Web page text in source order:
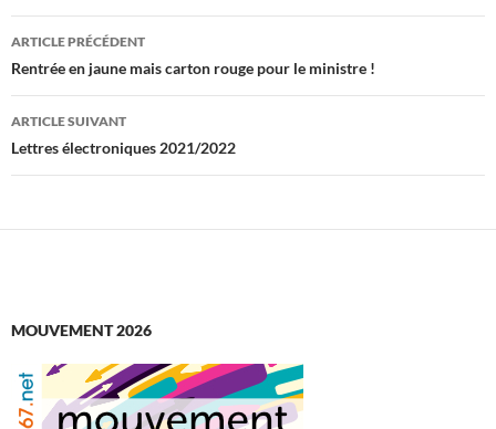
Navigation
des
articles
ARTICLE PRÉCÉDENT
Rentrée en jaune mais carton rouge pour le ministre !
ARTICLE SUIVANT
Lettres électroniques 2021/2022
MOUVEMENT 2026